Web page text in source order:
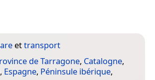
ettransport
de Tarragone, Catalogne,
, Espagne, Péninsule ibérique,